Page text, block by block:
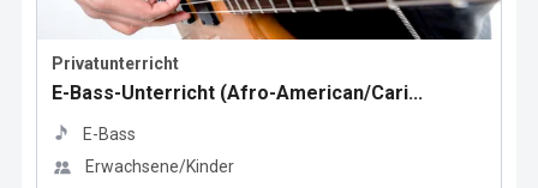
Privatunterricht
E-Bass-Unterricht (Afro-American/Cari...
E-Bass
Erwachsene/Kinder